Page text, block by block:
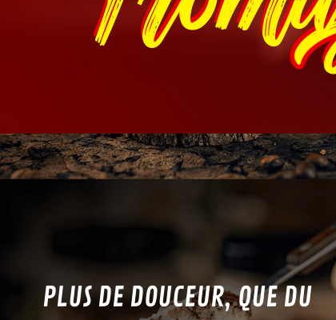
PLUS DE DOUCEUR, QUE DU